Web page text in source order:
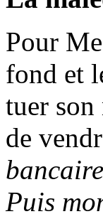
Pour
fond et
tuer
de
Puis